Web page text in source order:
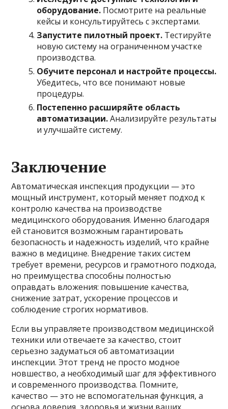
оборудование. Посмотрите на реальные
кейсы и консультируйтесь с экспертами.
Запустите пилотный проект. Тестируйте
новую систему на ограниченном участке
производства.
Обучите персонал и настройте процессы.
Убедитесь, что все понимают новые
процедуры.
Постепенно расширяйте область
автоматизации.Анализируйте результаты
и улучшайте систему.
Заключение
Автоматическая инспекция продукции — это
мощный инструмент, который меняет подход к
контролю качества на производстве
медицинского оборудования. Именно благодаря
ей становится возможным гарантировать
безопасность и надежность изделий, что крайне
важно в медицине. Внедрение таких систем
требует времени, ресурсов и грамотного подхода,
но преимущества способны полностью
оправдать вложения: повышение качества,
снижение затрат, ускорение процессов и
соблюдение строгих нормативов.
Если вы управляете производством медицинской
техники или отвечаете за качество, стоит
серьезно задуматься об автоматизации
инспекции. Этот тренд не просто модное
новшество, а необходимый шаг для эффективного
и современного производства. Помните,
качество — это не вспомогательная функция, а